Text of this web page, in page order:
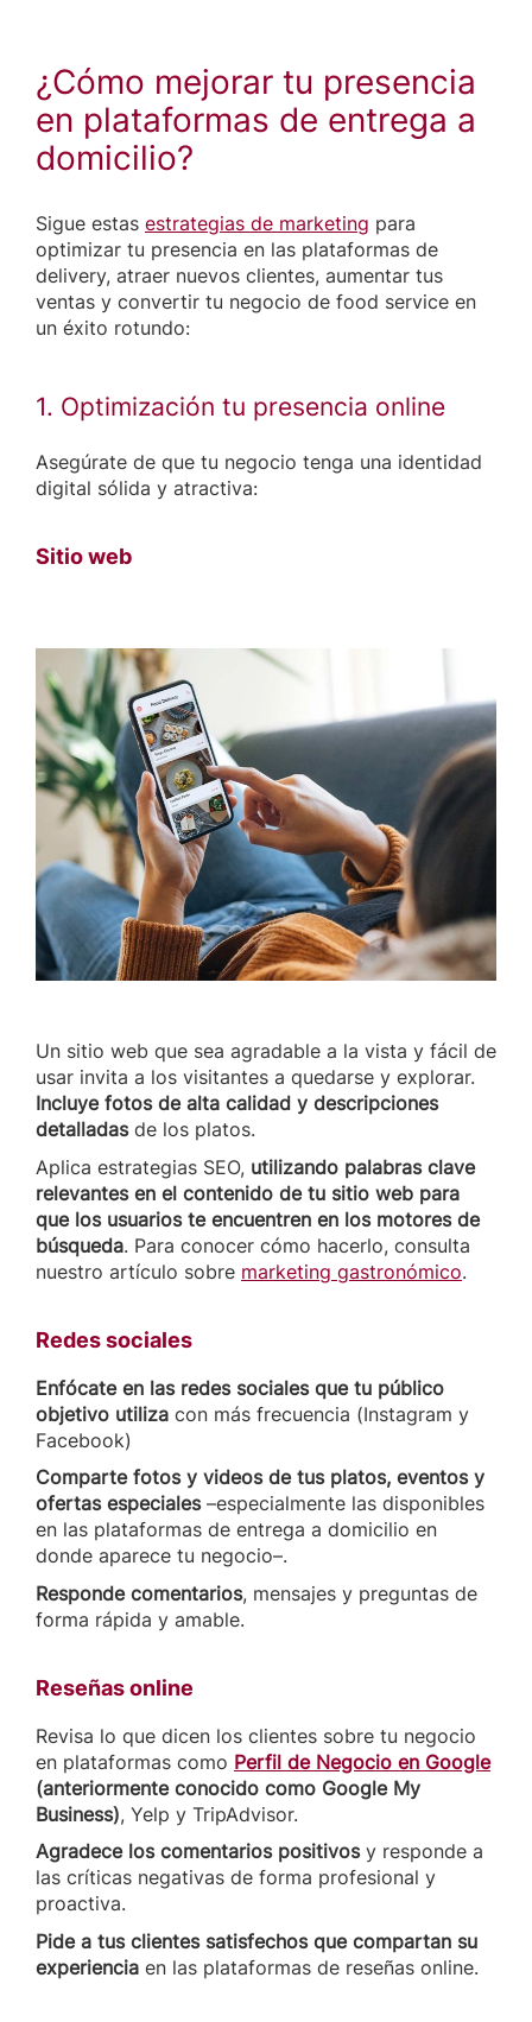
¿Cómo mejorar tu presencia
en plataformas de entrega a
domicilio?
Sigue estas estrategias de marketing para
optimizar tu presencia en las plataformas de
delivery, atraer nuevos clientes, aumentar tus
ventas y convertir tu negocio de food service en
un éxito rotundo:
1. Optimización tu presencia online
Asegúrate de que tu negocio tenga una identidad
digital sólida y atractiva:
Sitio web
Un sitio web que sea agradable a la vista y fácil de
usar invita a los visitantes a quedarse y explorar.
Incluye fotos de alta calidad y descripciones
detalladasde los platos.
Aplica estrategias SEO, utilizando palabras clave
relevantes en el contenido de tu sitio web para
que los usuarios te encuentren en los motores de
búsqueda. Para conocer cómo hacerlo, consulta
nuestro artículo sobre marketing gastronómico.
Redes sociales
Enfócate en las redes sociales que tu público
objetivo utiliza con más frecuencia (Instagram y
Facebook)
Comparte fotos y videos de tus platos, eventos y
ofertas especiales–especialmente las disponibles
en las plataformas de entrega a domicilio en
donde aparece tu negocio–.
Responde comentarios, mensajes y preguntas de
forma rápida y amable.
Reseñas online
Revisa lo que dicen los clientes sobre tu negocio
en plataformas como Perfil de Negocio en Google
(anteriormente conocido como Google My
Business), Yelp y TripAdvisor.
Agradece los comentarios positivosy responde a
las críticas negativas de forma profesional y
proactiva.
Pide a tus clientes satisfechos que compartan su
experiencia en las plataformas de reseñas online.